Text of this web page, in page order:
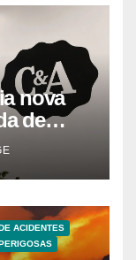
nova
de
da
ACIDENTES